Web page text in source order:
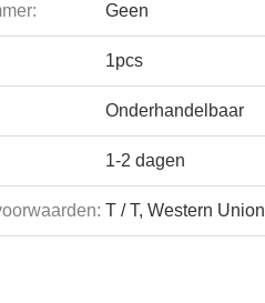
Geen
1pcs
Onderhandelbaar
1-2 dagen
T / T, Western Union